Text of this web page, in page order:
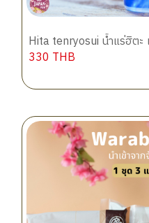
Hita tenryosui น้ำแร่ฮิตะ
330 THB